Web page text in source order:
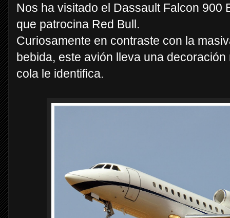
Nos ha visitado el Dassault Falcon 900
que patrocina Red Bull.
Curiosamente en contraste con la
bebida, este avión lleva una
cola le identifica.